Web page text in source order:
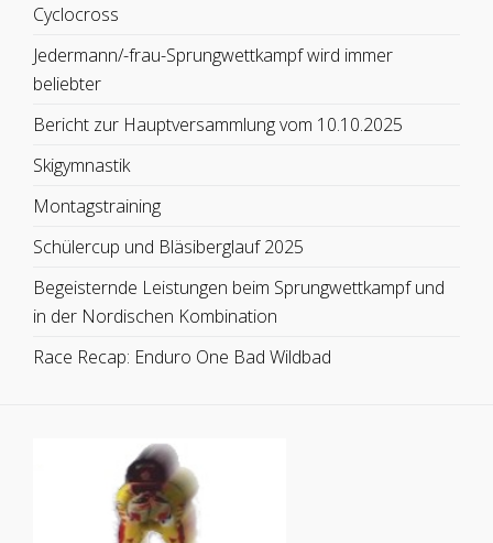
Cyclocross
Jedermann/-frau-Sprungwettkampf wird immer
beliebter
Bericht zur Hauptversammlung vom 10.10.2025
Skigymnastik
Montagstraining
Schülercup und Bläsiberglauf 2025
Begeisternde Leistungen beim Sprungwettkampf und
in der Nordischen Kombination
Race Recap: Enduro One Bad Wildbad